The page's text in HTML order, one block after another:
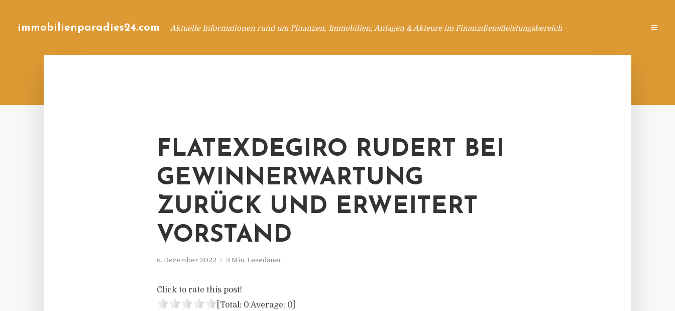
immobilienparadies24.com Aktuelle Informationen rund um Finanzen, Immobilien, Anlagen & Akteure im Finanzdienstleistungsbereich
FLATEXDEGIRO RUDERT BEI
GEWINNERWARTUNG
ZURÜCK UND ERWEITERT
VORSTAND
5. Dezember 2022 3 Min. Lesedauer
Click to rate this post!
[Total: 0 Average: 0